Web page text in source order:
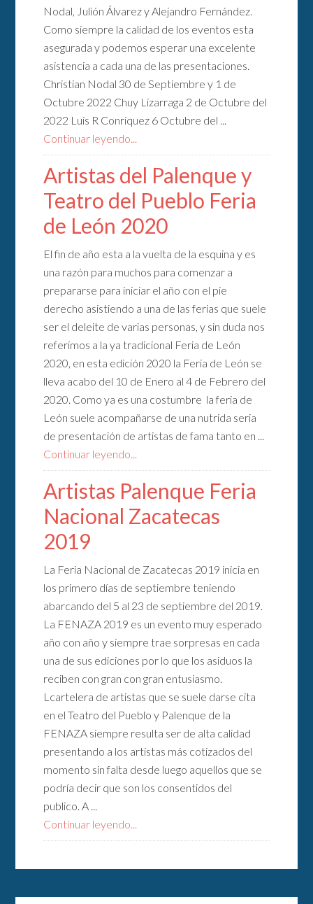
Nodal, Julión Álvarez y Alejandro Fernández.
Como siempre la calidad de los eventos esta
asegurada y podemos esperar una excelente
asistencia a cada una de las presentaciones.
Christian Nodal 30 de Septiembre y 1 de
Octubre 2022 Chuy Lizarraga 2 de Octubre del
2022 Luis R Conriquez 6 Octubre del ...
Continuar leyendo...
Artistas del Palenque y
Teatro del Pueblo Feria
de León 2020
El fin de año esta a la vuelta de la esquina y es
una razón para muchos para comenzar a
prepararse para iniciar el año con el pie
derecho asistiendo a una de las ferias que suele
ser el deleite de varias personas, y sin duda nos
referimos a la ya tradicional Feria de León
2020, en esta edición 2020 la Feria de León se
lleva acabo del 10 de Enero al 4 de Febrero del
2020. Como ya es una costumbre la feria de
León suele acompañarse de una nutrida seria
de presentación de artistas de fama tanto en ...
Continuar leyendo...
Artistas Palenque Feria
Nacional Zacatecas
2019
La Feria Nacional de Zacatecas 2019 inicia en
los primero días de septiembre teniendo
abarcando del 5 al 23 de septiembre del 2019.
La FENAZA 2019 es un evento muy esperado
año con año y siempre trae sorpresas en cada
una de sus ediciones por lo que los asiduos la
reciben con gran con gran entusiasmo.
Lcartelera de artistas que se suele darse cita
en el Teatro del Pueblo y Palenque de la
FENAZA siempre resulta ser de alta calidad
presentando a los artistas más cotizados del
momento sin falta desde luego aquellos que se
podría decir que son los consentidos del
publico. A ...
Continuar leyendo...